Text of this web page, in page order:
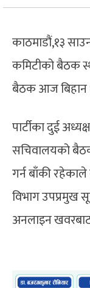
काठमाडौं,१३
कमिटीको बैठक
बैठक आज बिहान
पार्टीका दुई
सचिवालयको
गर्न बाँकी
विभाग उपप्रमुख
अनलाइन